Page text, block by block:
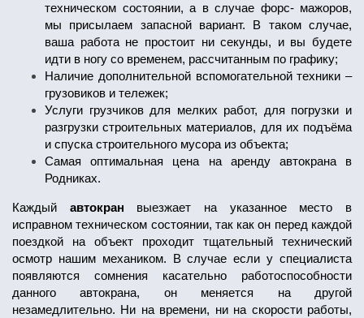
техническом состоянии, а в случае форс- мажоров,
мы присылаем запасной вариант. В таком случае,
ваша работа не простоит ни секунды, и вы будете
идти в ногу со временем, рассчитанным по графику;
Наличие дополнительной вспомогательной техники –
грузовиков и тележек;
Услуги грузчиков для мелких работ, для погрузки и
разгрузки строительных материалов, для их подъёма
и спуска строительного мусора из объекта;
Самая оптимальная цена на аренду автокрана в
Родниках.
Каждый автокран выезжает на указанное место в
исправном техническом состоянии, так как он перед каждой
поездкой на объект проходит тщательный технический
осмотр нашим механиком. В случае если у специалиста
появляются сомнения касательно работоспособности
данного автокрана, он меняется на другой
незамедлительно. Ни на времени, ни на скорости работы,